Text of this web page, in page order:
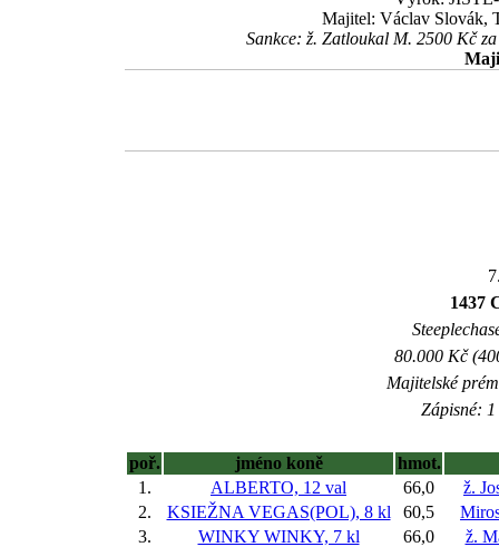
Majitel: Václav Slovák,
Sankce: ž. Zatloukal M. 2500 Kč
1437
80.000 Kč
Majitelské
Zápisné:
poř. jméno koně
hmot.
1.
ALBERTO, 12 val 66,0
ž.
2.
KSIEŽNA VEGAS(POL), 8 kl 60,5
3.
WINKY WINKY, 7 kl 66,0
ž.